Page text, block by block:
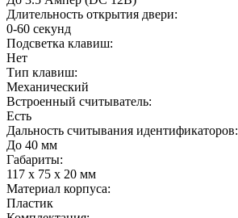
Длительность открытия двери:
0-60 секунд
Подсветка клавиш:
Нет
Тип клавиш:
Механический
Встроенный считыватель:
Есть
Дальность считывания идентификаторов:
До 40 мм
Габариты:
117 х 75 х 20 мм
Материал корпуса:
Пластик